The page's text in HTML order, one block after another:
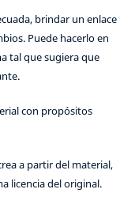
brindar un enlace
Puede hacerlo en
tal que sugiera que
con propósitos
a partir del material,
licencia del original.